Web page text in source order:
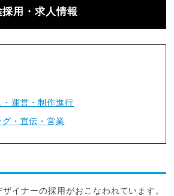
用・求人情報
運営・制作進行
・宣伝・営業
イナーの採用がおこなわれています。